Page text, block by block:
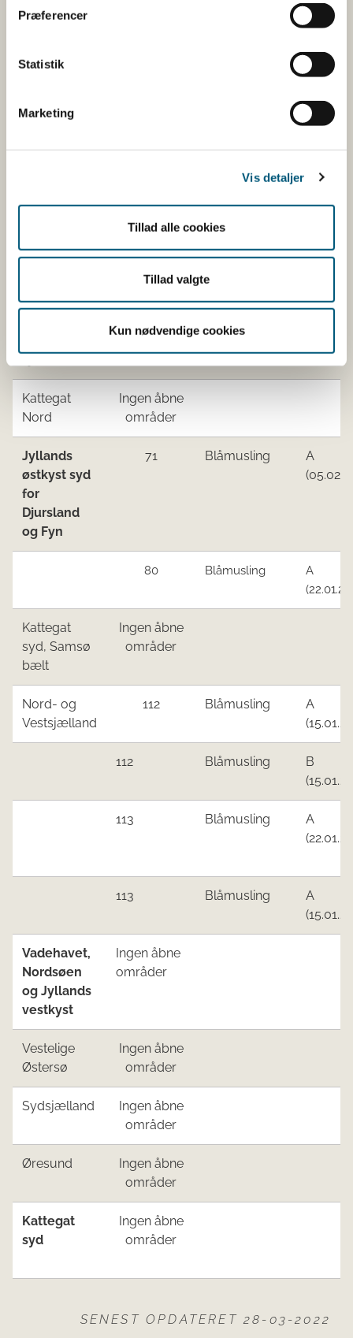
Præferencer
Statistik
Marketing
Vis detaljer
Tillad alle cookies
Tillad valgte
Kun nødvendige cookies
​A
​A
B
(15.01
(15.01.22
​35 Blåmusling​
​A
Limfjorden
Ingen åbne
områder
Kattegat
Nord
Ingen åbne
områder
Jyllands
østkyst syd
for
Djursland
og Fyn
71 Blåmusling
A
80 Blåmusling
A
(22.01.22)
Kattegat
syd, Samsø
bælt
Ingen åbne
områder
Nord- og
Vestsjælland
​112 ​Blåmusling
A
112 ​Blåmusling
B
​113 Blåmusling​
​A
​113 Blåmusling​
​A
Vadehavet,
Nordsøen ​
og Jyllands
vestkyst​
Ingen åbne
områder
Vestelige
Østersø
Ingen åbne
områder​
​Sydsjælland
Ingen åbne
områder​
​Øresund
Ingen åbne
områder​
​Kattegat
syd
Ingen åbne
områder
SENEST OPDATERET 28-03-2022